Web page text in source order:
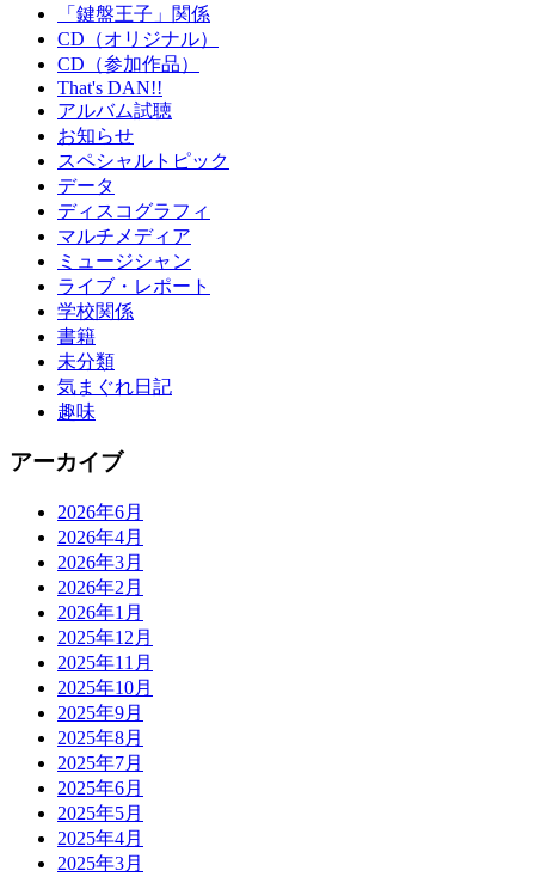
「鍵盤王子」関係
CD（オリジナル）
CD（参加作品）
That's DAN!!
アルバム試聴
お知らせ
スペシャルトピック
データ
ディスコグラフィ
マルチメディア
ミュージシャン
ライブ・レポート
学校関係
書籍
未分類
気まぐれ日記
趣味
アーカイブ
2026年6月
2026年4月
2026年3月
2026年2月
2026年1月
2025年12月
2025年11月
2025年10月
2025年9月
2025年8月
2025年7月
2025年6月
2025年5月
2025年4月
2025年3月